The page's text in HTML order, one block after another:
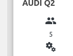
AUDI Q2
group
5
miscellaneous_services